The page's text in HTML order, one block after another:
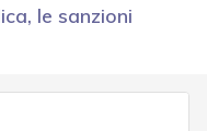
le sanzioni